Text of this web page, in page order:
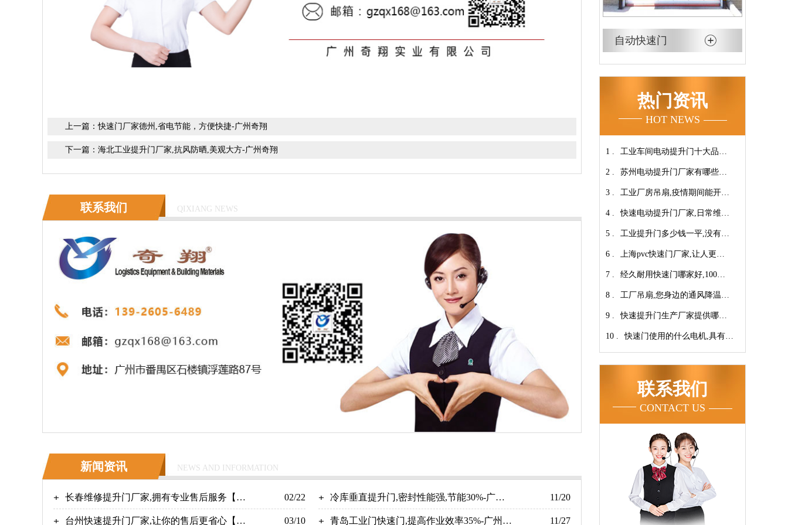
上一篇： 快速门厂家德州,省电节能，方便快捷-广州奇翔
下一篇： 海北工业提升门厂家,抗风防晒,美观大方-广州奇翔
联系我们 QIXIANG NEWS
新闻资讯 NEWS AND INFORMATION
长春维修提升门厂家,拥有专业售后服务【广
州奇翔】
02/22 冷库垂直提升门,密封性能强,节能30%-广州
奇翔
11/20
台州快速提升门厂家,让你的售后更省心【广 03/10 青岛工业门快速门,提高作业效率35%-广州奇 11/27
自动快速门
热门资讯
HOT NEWS
1 . 工业车间电动提升门十大品牌
【广州奇翔】
2 . 苏州电动提升门厂家有哪些优
势特点呢？-广州奇翔
3 . 工业厂房吊扇,疫情期间能开空
调吗?【广州奇翔】
4 . 快速电动提升门厂家,日常维保
小技巧！【广州奇翔】
5 . 工业提升门多少钱一平,没有中
间商差价放心选购【广州奇
翔】
6 . 上海pvc快速门厂家,让人更安
心-广州奇翔
7 . 经久耐用快速门哪家好,100万
次连续开启设计【广州奇翔】
8 . 工厂吊扇,您身边的通风降温专
家！【广州奇翔】
9 . 快速提升门生产厂家提供哪些
服务呢-广州奇翔
10 . 快速门使用的什么电机,具有快
联系我们
CONTACT US